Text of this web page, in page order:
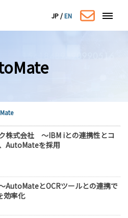
こちら
JP /EN
株式会社 ～IBM iとの連携性とコ
AutoMateを採用
AutoMateとOCRツールとの連携で
効率化